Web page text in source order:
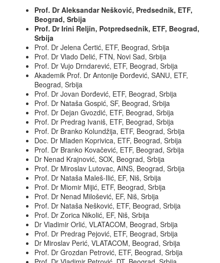
Prof. Dr Aleksandar Nešković, Predsednik, ETF,
Beograd, Srbija
Prof. Dr Irini Reljin, Potpredsednik, ETF, Beograd,
Srbija
Prof. Dr Jelena Ćertić, ETF, Beograd, Srbija
Prof. Dr Vlado Delić, FTN, Novi Sad, Srbija
Prof. Dr Vujo Drndarević, ETF, Beograd, Srbija
Akademik Prof. Dr Antonije Đorđević, SANU, ETF,
Beograd, Srbija
Prof. Dr Jovan Đorđević, ETF, Beograd, Srbija
Prof. Dr Nataša Gospić, SF, Beograd, Srbija
Prof. Dr Dejan Gvozdić, ETF, Beograd, Srbija
Prof. Dr Predrag Ivaniš, ETF, Beograd, Srbija
Prof. Dr Branko Kolundžija, ETF, Beograd, Srbija
Doc. Dr Mladen Koprivica, ETF, Beograd, Srbija
Prof. Dr Branko Kovačević, ETF, Beograd, Srbija
Dr Nenad Krajnović, SOX, Beograd, Srbija
Prof. Dr Miroslav Lutovac, AINS, Beograd, Srbija
Prof. Dr Nataša Maleš-Ilić, EF, Niš, Srbija
Prof. Dr Miomir Mijić, ETF, Beograd, Srbija
Prof. Dr Nenad Milošević, EF, Niš, Srbija
Prof. Dr Nataša Nešković, ETF, Beograd, Srbija
Prof. Dr Zorica Nikolić, EF, Niš, Srbija
Dr Vladimir Orlić, VLATACOM, Beograd, Srbija
Prof. Dr Predrag Pejović, ETF, Beograd, Srbija
Dr Miroslav Perić, VLATACOM, Beograd, Srbija
Prof. Dr Grozdan Petrović, ETF, Beograd, Srbija